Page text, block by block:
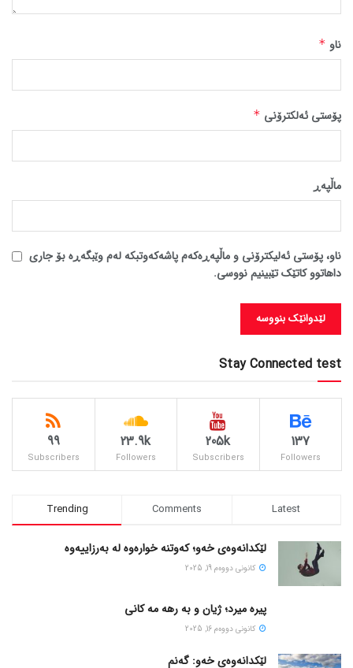
ناو *
پۆستی ئەلکترۆنی *
ماڵپه‌ڕ
ناو، پۆستی ئەلیکترۆنی و ماڵپەڕەکەم پاشەکەوتبکە لەم وێبگەڕە بۆ جاری
داهاتوو کاتێک تێبینیم نووسی.
Stay Connected test
137
Followers
205k
Subscribers
23.9k
Followers
99
Subscribers
Trending Comments Latest
لێکدانەوەی خەو؛ کەوتنە خوارەوە لە بەرزاییەوە
كانونی دووه‌م 19, 2025
پیره میرد؛ ژیان و به رهه مه کانی
كانونی دووه‌م 16, 2025
لێکدانەوەی خەو: گەنم